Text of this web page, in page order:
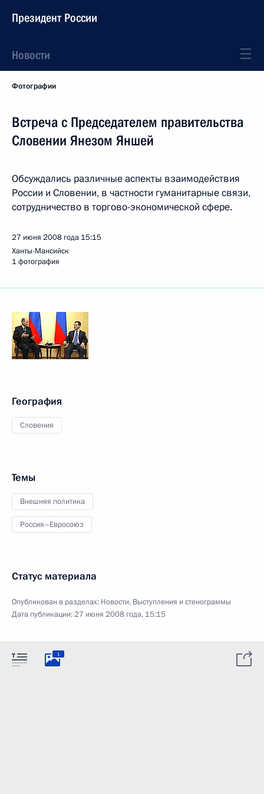
Президент России
Новости
Фотографии
Встреча с Председателем правительства
Словении Янезом Яншей
Обсуждались различные аспекты взаимодействия
России и Словении, в частности гуманитарные связи,
сотрудничество в торгово-экономической сфере.
27 июня 2008 года 15:15
Ханты-Мансийск
1 фотография
География
Словения
Темы
Внешняя политика
Россия–Евросоюз
Статус материала
Опубликован в разделах: Новости, Выступления и стенограммы
Дата публикации:27 июня 2008 года, 15:15
1